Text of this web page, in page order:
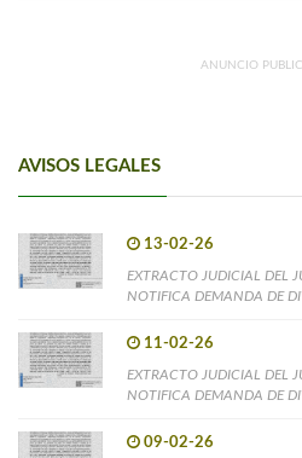
ANUNCIO
AVISOS LEGALES
13-02-26
EXTRACTO JUDICIAL DEL
NOTIFICA DEMANDA DE
11-02-26
EXTRACTO JUDICIAL DEL
NOTIFICA DEMANDA DE
09-02-26